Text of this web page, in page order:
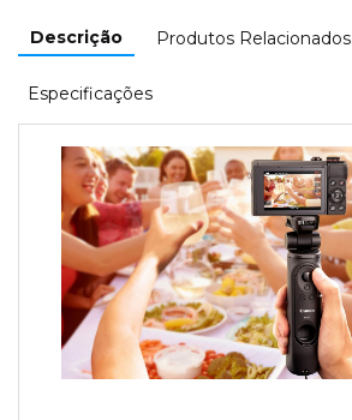
Descrição Produtos Relacionados
Especificações